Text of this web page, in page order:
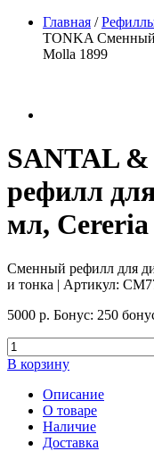
Главная /
TONKA Сменный
Molla 1899
SANTAL
рефилл
мл,
Сменный рефилл для
и тонка | Артикул:
5000 р. Бонус: 250
В корзину
Описание
О товаре
Наличие
Доставка